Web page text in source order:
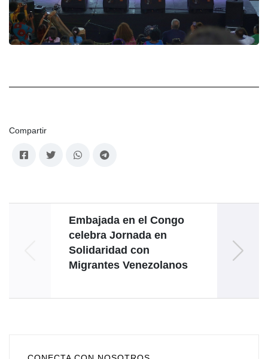
Compartir
Embajada en el Congo
celebra Jornada en
Solidaridad con
Migrantes Venezolanos